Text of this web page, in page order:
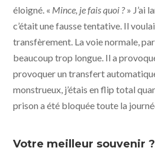
éloigné. « Mince, je fais quoi ?» J’ai
c’était une fausse tentative. Il
transfèrement. La voie normale,
beaucoup trop longue. Il a
provoquer un transfert
monstrueux, j’étais en flip total
prison a été bloquée toute la
Votre meilleur souvenir ?